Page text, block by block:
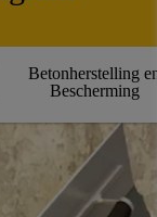
Betonherstelling
Bescherming